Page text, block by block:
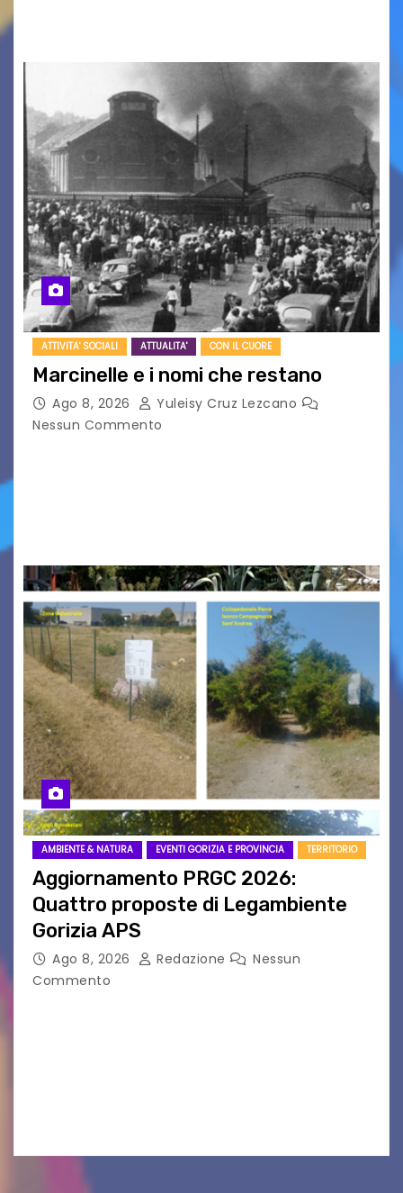
ATTIVITA' SOCIALI ATTUALITA' CON IL CUORE
Marcinelle e i nomi che restano
Ago 8, 2026
Yuleisy Cruz Lezcano
Nessun Commento
AMBIENTE & NATURA EVENTI GORIZIA E PROVINCIA TERRITORIO
Aggiornamento PRGC 2026:
Quattro proposte di Legambiente
Gorizia APS
Ago 8, 2026 Redazione
Nessun
Commento